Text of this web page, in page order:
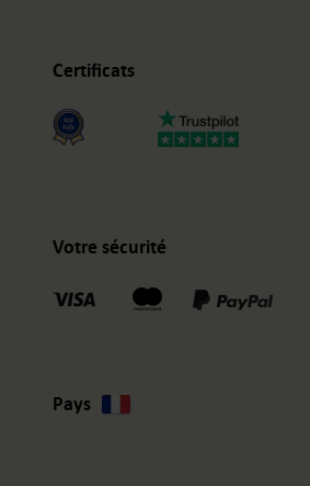
Certificats
Votre sécurité
Pays